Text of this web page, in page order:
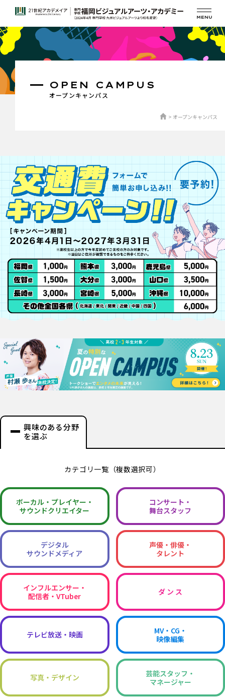
オープンキャンパス
OPEN CAMPUS
オープンキャンパス
興味のある分野
を選ぶ
カテゴリ一覧（複数選択可）
ボーカル・ プレイヤー・
サウンドクリエイター
コンサート・
舞台スタッフ
デジタル
サウンドメディア
声優・俳優・
タレント
インフルエンサー・
配信者・VTuber
ダ ン ス
テレビ放送・映画
MV・CG・
映像編集
写真・デザイン
芸能スタッフ・
マネージャー